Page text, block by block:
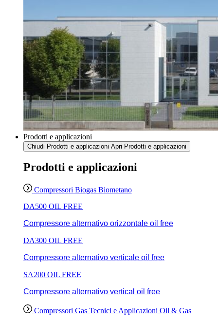
Prodotti e applicazioni
Chiudi Prodotti e applicazioni Apri Prodotti e applicazioni
Prodotti e applicazioni
Compressori Biogas Biometano
DA500 OIL FREE
Compressore alternativo orizzontale oil free
DA300 OIL FREE
Compressore alternativo verticale oil free
SA200 OIL FREE
Compressore alternativo vertical oil free
Compressori Gas Tecnici e Applicazioni Oil & Gas